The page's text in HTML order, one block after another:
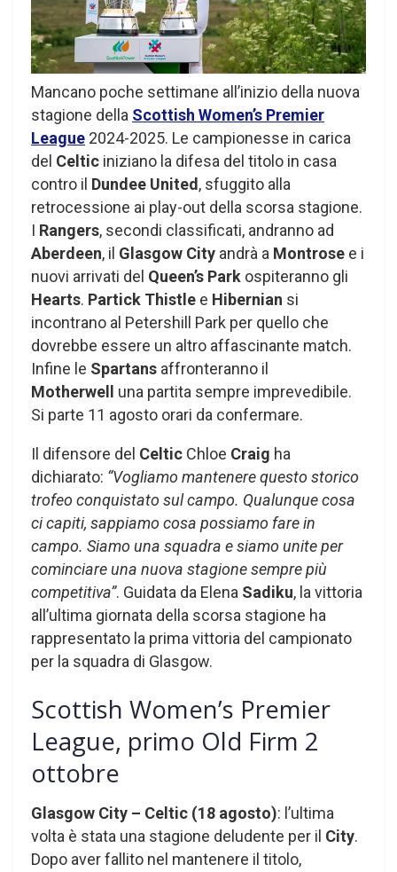
Mancano poche settimane all’inizio della nuova
stagione della Scottish Women’s Premier
League 2024-2025. Le campionesse in carica
del Celtic iniziano la difesa del titolo in casa
contro il Dundee United, sfuggito alla
retrocessione ai play-out della scorsa stagione.
I Rangers, secondi classificati, andranno ad
Aberdeen, il Glasgow City andrà a Montrose e i
nuovi arrivati ​​del Queen’s Park ospiteranno gli
Hearts. Partick Thistle e Hibernian si
incontrano al Petershill Park per quello che
dovrebbe essere un altro affascinante match.
Infine le Spartans affronteranno il
Motherwell una partita sempre imprevedibile.
Si parte 11 agosto orari da confermare.
Il difensore del Celtic Chloe Craig ha
dichiarato: “Vogliamo mantenere questo storico
trofeo conquistato sul campo. Qualunque cosa
ci capiti, sappiamo cosa possiamo fare in
campo. Siamo una squadra e siamo unite per
cominciare una nuova stagione sempre più
competitiva”. Guidata da Elena Sadiku, la vittoria
all’ultima giornata della scorsa stagione ha
rappresentato la prima vittoria del campionato
per la squadra di Glasgow.
Scottish Women’s Premier
League, primo Old Firm 2
ottobre
Glasgow City – Celtic (18 agosto): l’ultima
volta è stata una stagione deludente per il City.
Dopo aver fallito nel mantenere il titolo,